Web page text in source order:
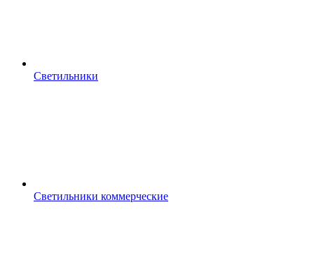
Светильники
Светильники коммерческие